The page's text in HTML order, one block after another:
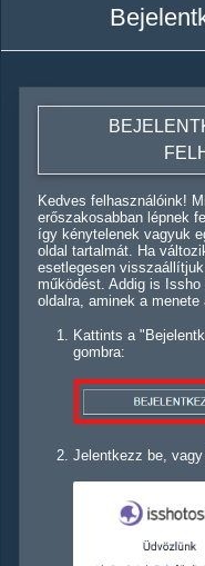
Kedves felhasználóink!
erőszakosabban lépnek
így kénytelenek vagyuk
oldal tartalmát. Ha
esetlegesen
működést. Addig is
oldalra, aminek a menete
Kattints a
gombra:
Jelentkezz be,